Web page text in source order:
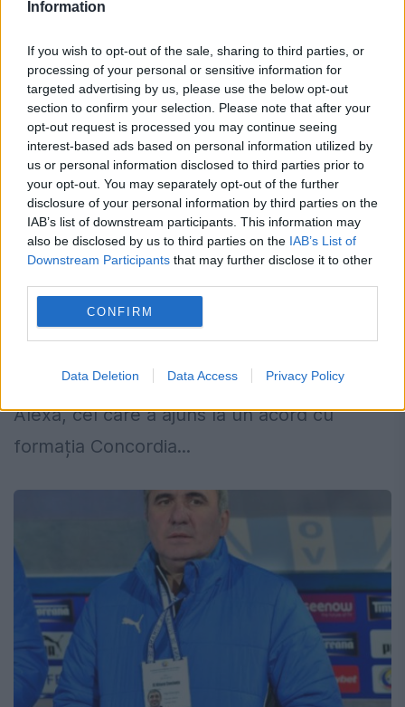
Information
If you wish to opt-out of the sale, sharing to third parties, or
processing of your personal or sensitive information for
targeted advertising by us, please use the below opt-out
section to confirm your selection. Please note that after your
opt-out request is processed you may continue seeing
interest-based ads based on personal information utilized by
us or personal information disclosed to third parties prior to
your opt-out. You may separately opt-out of the further
disclosure of your personal information by third parties on the
IAB’s list of downstream participants. This information may
also be disclosed by us to third parties on the IAB’s List of
Downstream Participants that may further disclose it to other
CONFIRM
Data Deletion Data Access Privacy Policy
criză totală și...
O echipă din Liga I și-a instalat un nou
antrenor: „Putem fi o SURPRIZĂ pentru
restul competitoarelor”
28 DECEMBRIE 2016
ASA Târgu Mureș și îi va lua locul lui Dan
Alexa, cel care a ajuns la un acord cu
formația Concordia...